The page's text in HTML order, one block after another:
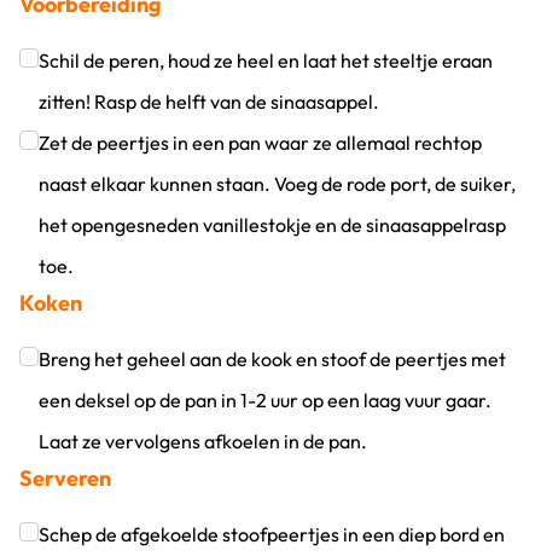
Schil de peren, houd ze heel en laat het steeltje eraan
zitten! Rasp de helft van de sinaasappel.
Klik om dit selectievakje aan te vinken
Zet de peertjes in een pan waar ze allemaal rechtop
naast elkaar kunnen staan. Voeg de rode port, de suiker,
het opengesneden vanillestokje en de sinaasappelrasp
toe.
Klik om dit selectievakje aan te vinken
Koken
Breng het geheel aan de kook en stoof de peertjes met
een deksel op de pan in 1-2 uur op een laag vuur gaar.
Laat ze vervolgens afkoelen in de pan.
Klik om dit selectievakje aan te vinken
Serveren
Schep de afgekoelde stoofpeertjes in een diep bord en